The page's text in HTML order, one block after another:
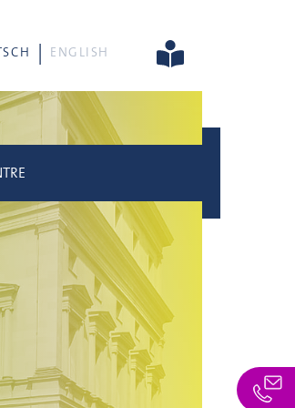
ENGLISH